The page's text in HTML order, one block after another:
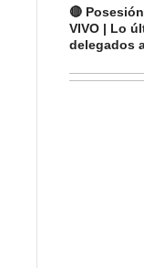
🔴
VIVO | Lo
delegados